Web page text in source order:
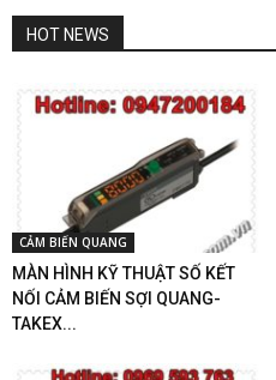
HOT NEWS
CẢM BIẾN QUANG
MÀN HÌNH KỸ THUẬT SỐ KẾT
NỐI CẢM BIẾN SỢI QUANG-
TAKEX...